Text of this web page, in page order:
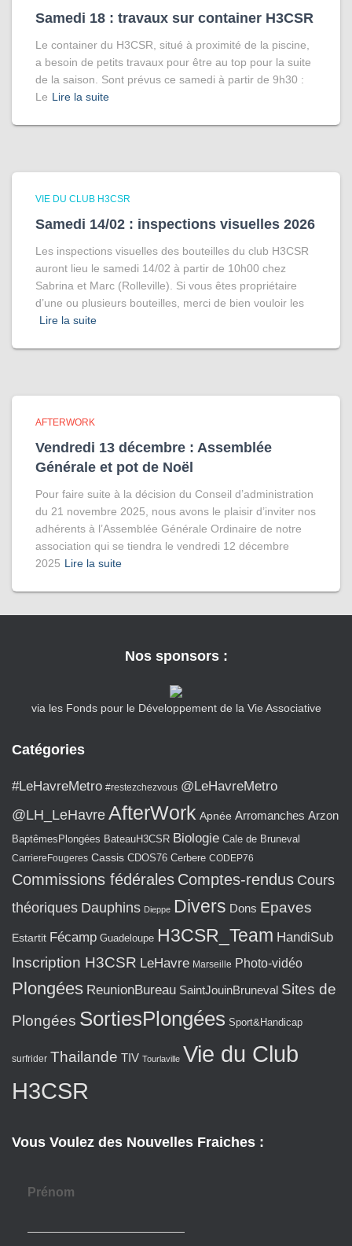
Samedi 18 : travaux sur container H3CSR
Le container du H3CSR, situé à proximité de la piscine,
a besoin de petits travaux pour être au top pour la suite
de la saison. Sont prévus ce samedi à partir de 9h30 :
Le Lire la suite
VIE DU CLUB H3CSR
Samedi 14/02 : inspections visuelles 2026
Les inspections visuelles des bouteilles du club H3CSR
auront lieu le samedi 14/02 à partir de 10h00 chez
Sabrina et Marc (Rolleville). Si vous êtes propriétaire
d’une ou plusieurs bouteilles, merci de bien vouloir les
Lire la suite
AFTERWORK
Vendredi 13 décembre : Assemblée
Générale et pot de Noël
Pour faire suite à la décision du Conseil d’administration
du 21 novembre 2025, nous avons le plaisir d’inviter nos
adhérents à l’Assemblée Générale Ordinaire de notre
association qui se tiendra le vendredi 12 décembre
2025 Lire la suite
Nos sponsors :
via les Fonds pour le Développement de la Vie Associative
Catégories
#LeHavreMetro #restezchezvous @LeHavreMetro
@LH_LeHavre AfterWork Apnée Arromanches Arzon
BaptêmesPlongées BateauH3CSR Biologie Cale de Bruneval
CarriereFougeres Cassis CDOS76 Cerbere CODEP76
Commissions fédérales Comptes-rendus Cours
théoriques Dauphins Dieppe Divers Dons Epaves
Estartit Fécamp Guadeloupe H3CSR_Team HandiSub
Inscription H3CSR LeHavre Marseille Photo-vidéo
Plongées ReunionBureau SaintJouinBruneval Sites de
Plongées SortiesPlongées Sport&Handicap
surfrider Thailande TIV Tourlaville Vie du Club
H3CSR
Vous Voulez des Nouvelles Fraiches :
Prénom